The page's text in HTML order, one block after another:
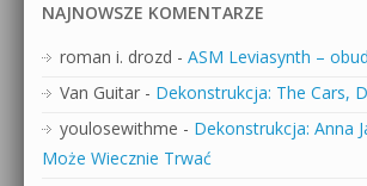
NAJNOWSZE KOMENTARZE
roman i. drozd - ASM Leviasynth –
Van Guitar - Dekonstrukcja: The Cars,
youlosewithme - Dekonstrukcja: Anna
Może Wiecznie Trwać